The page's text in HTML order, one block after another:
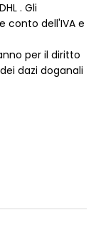
. Gli
conto dell'IVA e
per il diritto
dazi doganali